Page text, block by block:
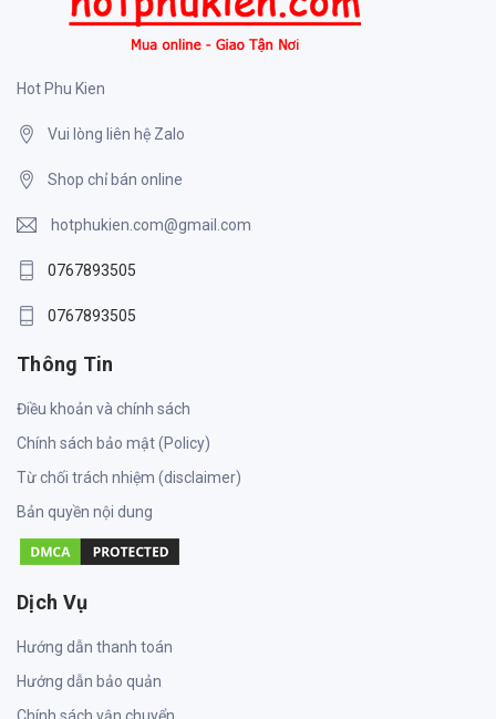
Hot Phu Kien
Vui lòng liên hệ Zalo
Shop chỉ bán online
hotphukien.com@gmail.com
0767893505
0767893505
Thông Tin
Điều khoản và chính sách
Chính sách bảo mật (Policy)
Từ chối trách nhiệm (disclaimer)
Bản quyền nội dung
Dịch Vụ
Hướng dẫn thanh toán
Hướng dẫn bảo quản